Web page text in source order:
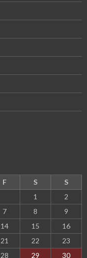
F S
S
1
2
7 8
9
14 15
16
21 22
23
28 29 30